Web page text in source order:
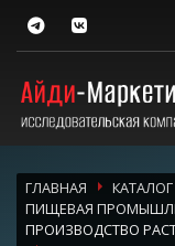
ГЛАВНАЯ
ПИЩЕВАЯ
ПРОИЗВОДСТВО